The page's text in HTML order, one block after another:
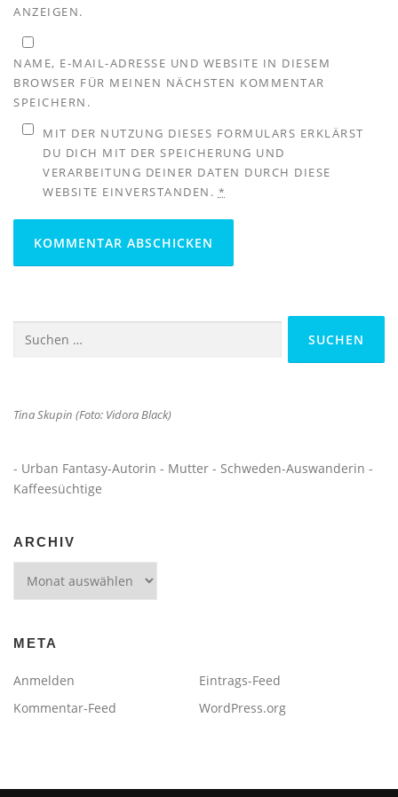
ANZEIGEN.
NAME, E-MAIL-ADRESSE UND WEBSITE IN DIESEM
BROWSER FÜR MEINEN NÄCHSTEN KOMMENTAR
SPEICHERN.
MIT DER NUTZUNG DIESES FORMULARS ERKLÄRST
DU DICH MIT DER SPEICHERUNG UND
VERARBEITUNG DEINER DATEN DURCH DIESE
WEBSITE EINVERSTANDEN. *
Suchen
Tina Skupin (Foto: Vidora Black)
- Urban Fantasy-Autorin - Mutter - Schweden-Auswanderin -
Kaffeesüchtige
ARCHIV
META
Anmelden
Eintrags-Feed
Kommentar-Feed
WordPress.org